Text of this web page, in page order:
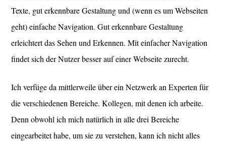
Texte, gut erkennbare Gestaltung und (wenn es um Webseiten
geht) einfache Navigation. Gut erkennbare Gestaltung
erleichtert das Sehen und Erkennen. Mit einfacher Navigation
findet sich der Nutzer besser auf einer Webseite zurecht.
Ich verfüge da mittlerweile über ein Netzwerk an Experten für
die verschiedenen Bereiche. Kollegen, mit denen ich arbeite.
Denn obwohl ich mich natürlich in alle drei Bereiche
eingearbeitet habe, um sie zu verstehen, kann ich nicht alles